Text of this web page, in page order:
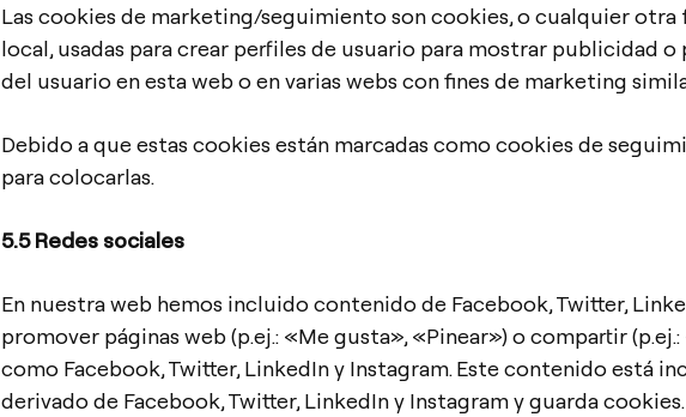
Las cookies de marketing/seguimiento son cookies, o cualquier
local, usadas para crear perfiles de usuario para mostrar publicidad
del usuario en esta web o en varias webs con fines de marketing
Debido a que estas cookies están marcadas como cookies de
para colocarlas.
5.5 Redes sociales
En nuestra web hemos incluido contenido de Facebook, Twitter,
promover páginas web (p.ej.: «Me gusta», «Pinear») o compartir
como Facebook, Twitter, LinkedIn y Instagram. Este contenido está
derivado de Facebook, Twitter, LinkedIn y Instagram y guarda